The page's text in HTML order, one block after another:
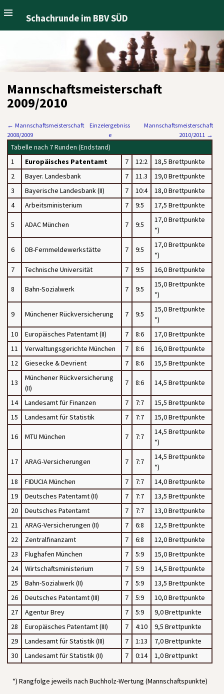
Schachrunde im BBV SÜD
Mannschaftsmeisterschaft
2009/2010
← Mannschaftsmeisterschaft
2008/2009
Mannschaftsmeisterschaft
2010/2011 →
Einzelergebniss
e
Tabelle nach 7 Runden (Endstand)
1
Europäisches Patentamt 7 12:2
18,5 Brettpunkte
2
Bayer. Landesbank 7 11.3
19,0 Brettpunkte
3
Bayerische Landesbank (II) 7 10:4
18,0 Brettpunkte
4
Arbeitsministerium 7 9:5 17,5 Brettpunkte
5 ADAC München 7 9:5
17,0 Brettpunkte
*)
6 DB-Fernmeldewerkstätte 7 9:5
17,0 Brettpunkte
*)
7
Technische Universität 7 9:5 16,0 Brettpunkte
8 Bahn-Sozialwerk 7 9:5
15,0 Brettpunkte
*)
9 Münchener Rückversicherung 7 9:5
15,0 Brettpunkte
*)
10
Europäisches Patentamt (II) 7 8:6
17,0 Brettpunkte
11
Verwaltungsgerichte München 7 8:6
16,0 Brettpunkte
12
Giesecke & Devrient 7 8:6 15,5 Brettpunkte
13
Münchener Rückversicherung
(II)
7 8:6 14,5 Brettpunkte
14 Landesamt für Finanzen 7 7:7
15,5 Brettpunkte
15
Landesamt für Statistik 7 7:7 15,0 Brettpunkte
16 MTU München 7 7:7
14,5 Brettpunkte
*)
17 ARAG-Versicherungen 7 7:7
14,5 Brettpunkte
*)
18
FIDUCIA München 7 7:7
14,0 Brettpunkte
19
Deutsches Patentamt (II) 7 7:7
13,5 Brettpunkte
20
Deutsches Patentamt 7 7:7
13,0 Brettpunkte
21
ARAG-Versicherungen (II) 7 6:8
12,5 Brettpunkte
22
Zentralfinanzamt 7 6:8
12,0 Brettpunkte
23
Flughafen München 7 5:9
15,0 Brettpunkte
24
Wirtschaftsministerium 7 5:9
14,5 Brettpunkte
25
Bahn-Sozialwerk (II) 7 5:9
13,5 Brettpunkte
26
Deutsches Patentamt (III) 7 5:9
10,0 Brettpunkte
27
Agentur Brey 7 5:9
9,0 Brettpunkte
28
Europäisches Patentamt (III) 7 4:10
9,5 Brettpunkte
29
Landesamt für Statistik (III) 7 1:13
7,0 Brettpunkte
30
Landesamt für Statistik (II) 7 0:14 1,0 Brettpunkt
*) Rangfolge jeweils nach Buchholz-Wertung (Mannschaftspunkte)